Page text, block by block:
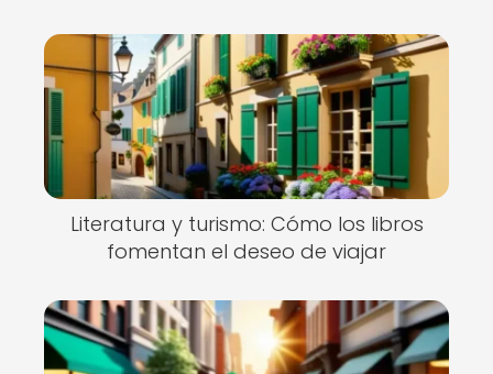
Literatura y turismo: Cómo los libros
fomentan el deseo de viajar